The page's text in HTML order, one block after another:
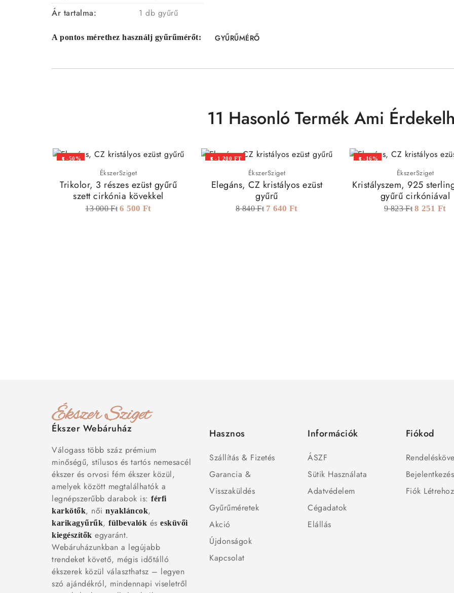
Ár tartalma:
1 db gyűrű
A pontos mérethez használj gyűrűmérőt: GYŰRŰMÉRŐ
11 Hasonló Termék Ami
-50%
ÉkszerSziget
Trikolor, 3 részes ezüst gyűrű
szett cirkónia kövekkel
13 000 Ft 6 500 Ft
-1 200 FT
ÉkszerSziget
Elegáns, CZ kristályos ezüst
gyűrű
8 840 Ft 7 640 Ft
-16%
ÉkszerSziget
Kristályszem, 925
gyűrű cirkóniával
9 823 Ft 8 251 Ft
Ékszer Webáruház
Válogass több száz prémium
minőségű, stílusos és tartós nemesacél
ékszer és orvosi fém ékszer közül,
amelyek között megtalálhatók a
legnépszerűbb darabok is: férfi
karkötők, női nyakláncok,
karikagyűrűk, fülbevalók és esküvői
kiegészítők egyaránt.
Webáruházunkban a legújabb
trendeket követő, mégis időtálló
ékszerek közül választhatsz – legyen
szó ajándékról, mindennapi viseletről
Hasznos
Szállítás & Fizetés
Garancia &
Visszaküldés
Gyűrűméretek
Akció
Újdonságok
Kapcsolat
Információk
ÁSZF
Sütik Használata
Adatvédelem
Cégadatok
Elállás
Fiókod
Bejelentkezés
Fiók